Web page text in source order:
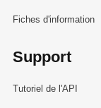
Fiches d'information
Support
Tutoriel de l'API